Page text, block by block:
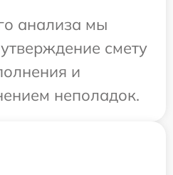
анализа мы
смету
и
неполадок.